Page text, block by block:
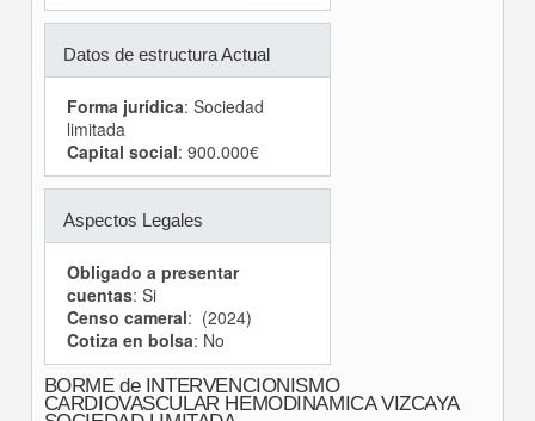
Datos de estructura Actual
Forma jurídica: Sociedad
limitada
Capital social: 900.000€
Aspectos Legales
Obligado a presentar
cuentas: Si
Censo cameral: (2024)
Cotiza en bolsa: No
BORME de INTERVENCIONISMO
CARDIOVASCULAR HEMODINAMICA VIZCAYA